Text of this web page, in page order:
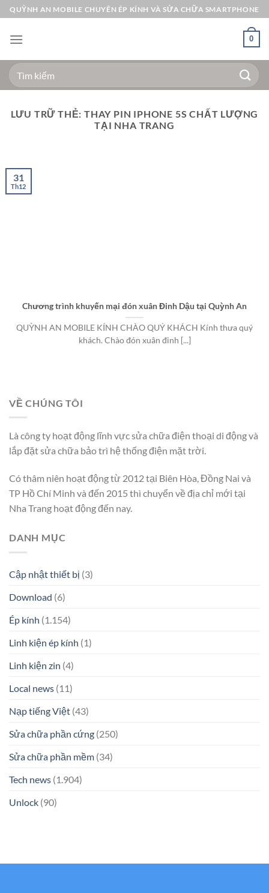
Bỏ
qua
nội
QUỲNH AN MOBILE CHUYÊN ÉP KÍNH VÀ SỬA CHỮA SMARTPHONE
0
Tìm
kiếm:
LƯU TRỮ THẺ:THAY PIN IPHONE 5S CHẤT LƯỢNG
TẠI NHA TRANG
Chương trình khuyến mại đón xuân Đinh Dậu tại Quỳnh An
QUỲNH AN MOBILE KÍNH CHÀO QUÝ KHÁCH Kính thưa quý
khách. Chào đón xuân đinh [...]
31
Th12
VỀ CHÚNG TÔI
Là công ty hoạt động lĩnh vực sửa chữa điện thoại di động và
lắp đặt sửa chữa bảo trì hệ thống điện mặt trời.
Có thâm niên hoạt động từ 2012 tại Biên Hòa, Đồng Nai và
TP Hồ Chí Minh và đến 2015 thì chuyển về địa chỉ mới tại
Nha Trang hoạt động đến nay.
DANH MỤC
Cập nhật thiết bị (3)
Download (6)
Ép kính (1.154)
Linh kiện ép kính (1)
Linh kiện zin (4)
Local news (11)
Nạp tiếng Việt (43)
Sửa chữa phần cứng (250)
Sửa chữa phần mềm (34)
Tech news (1.904)
Unlock (90)